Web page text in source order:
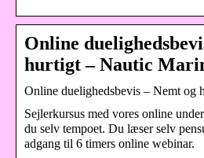
Online
hurtigt – Nautic
Online duelighedsbevis – Nemt og
Sejlerkursus med vores online
du selv tempoet. Du læser selv
adgang til 6 timers online webinar.